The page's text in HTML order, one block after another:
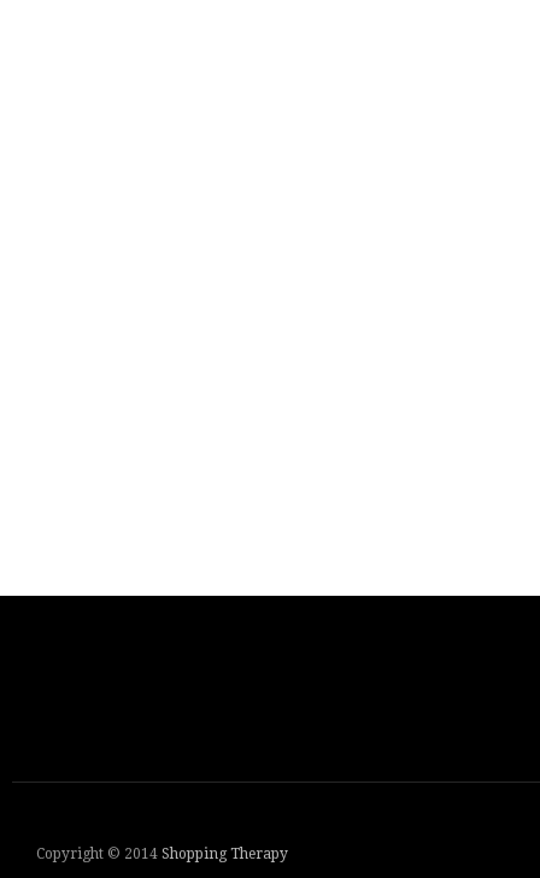
Copyright © 2014 Shopping Therapy